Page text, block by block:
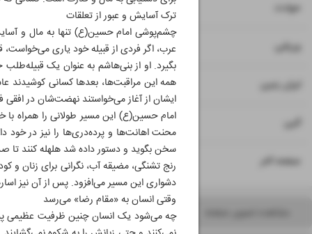
ترک آسایش و عبور از تعلقات
چشم‌پوشی امام حسین(ع) تنها به مال و
عرب، اگر فردی از قبیله خود یاری
بگیرد. او از بنی‌هاشم به عنوان یک
همه این مراقبت‌ها، بعدها کسانی کوشیدند
ایشان از آغاز می‌خواستند نهضت‌شان در افقی
امام حسین(ع) این مسیر طولانی را همراه
محنت اهانت‌ها و پرده‌دری‌ها را نیز در خود
سخن بگوید و دستور داده شد هلهله کنند تا
رنج تشنگی، مضیقه آب، نگرانی برای زنان و
دشواری این مسیر می‌افزود. پس از آن نیز
وقتی انسان به «مقام رضا» می‌رسد
چه می‌شود یک انسان چنین ظرفیت عظیمی
حوادث ۱۱
ورزشی ۱۲ ۱۳
ایران زمین ۱۴
آئین ۱۵
صفحه آخر ۱۶